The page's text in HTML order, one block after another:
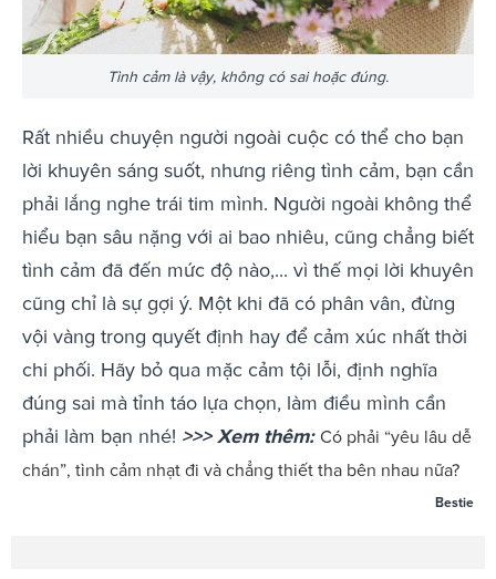
Tình cảm là vậy, không có sai hoặc đúng.
Rất nhiều chuyện người ngoài cuộc có thể cho bạn
lời khuyên sáng suốt, nhưng riêng tình cảm, bạn cần
phải lắng nghe trái tim mình. Người ngoài không thể
hiểu bạn sâu nặng với ai bao nhiêu, cũng chẳng biết
tình cảm đã đến mức độ nào,... vì thế mọi lời khuyên
cũng chỉ là sự gợi ý. Một khi đã có phân vân, đừng
vội vàng trong quyết định hay để cảm xúc nhất thời
chi phối. Hãy bỏ qua mặc cảm tội lỗi, định nghĩa
đúng sai mà tỉnh táo lựa chọn, làm điều mình cần
phải làm bạn nhé! >>> Xem thêm: Có phải “yêu lâu dễ
chán”, tình cảm nhạt đi và chẳng thiết tha bên nhau nữa?
Bestie